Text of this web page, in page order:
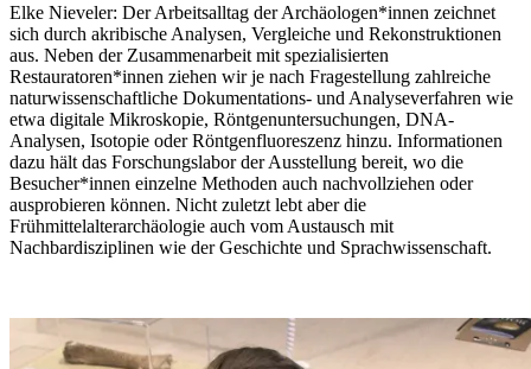
Elke Nieveler: Der Arbeitsalltag der Archäologen*innen zeichnet
sich durch akribische Analysen, Vergleiche und Rekonstruktionen
aus. Neben der Zusammenarbeit mit spezialisierten
Restauratoren*innen ziehen wir je nach Fragestellung zahlreiche
naturwissenschaftliche Dokumentations- und Analyseverfahren wie
etwa digitale Mikroskopie, Röntgenuntersuchungen, DNA-
Analysen, Isotopie oder Röntgenfluoreszenz hinzu. Informationen
dazu hält das Forschungslabor der Ausstellung bereit, wo die
Besucher*innen einzelne Methoden auch nachvollziehen oder
ausprobieren können. Nicht zuletzt lebt aber die
Frühmittelalterarchäologie auch vom Austausch mit
Nachbardisziplinen wie der Geschichte und Sprachwissenschaft.